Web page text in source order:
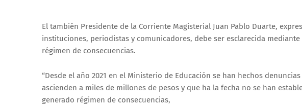
El también Presidente de la Corriente Magisterial Juan Pablo Duarte,
instituciones, periodistas y comunicadores, debe ser esclarecida
régimen de consecuencias.
“Desde el año 2021 en el Ministerio de Educación se han hechos
ascienden a miles de millones de pesos y que ha la fecha no se han
generado régimen de consecuencias,